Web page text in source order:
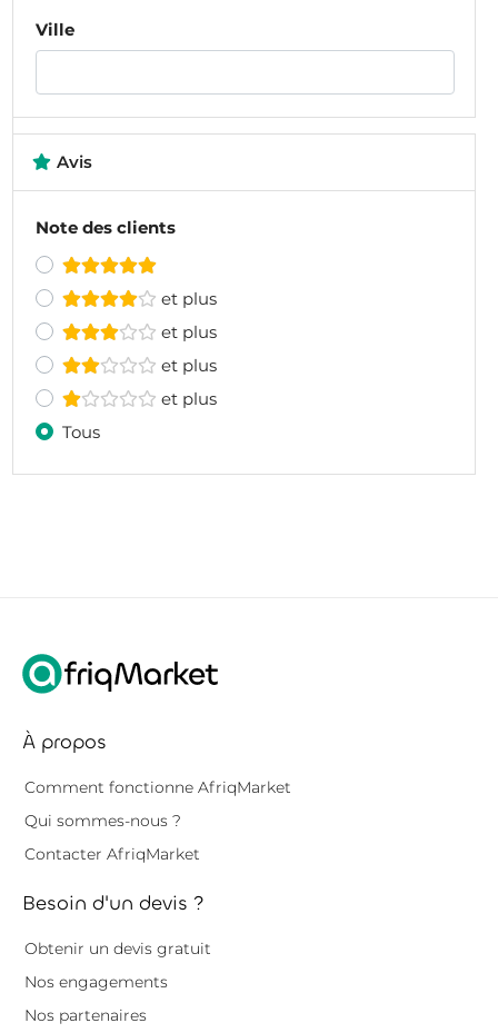
Ville
Avis
Note des clients
et plus
et plus
et plus
et plus
Tous
À propos
Comment fonctionne AfriqMarket
Qui sommes-nous ?
Contacter AfriqMarket
Besoin d'un devis ?
Obtenir un devis gratuit
Nos engagements
Nos partenaires